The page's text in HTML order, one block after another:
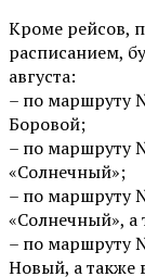
Кроме рейсов,
расписанием,
августа:
– по маршруту
Боровой;
– по маршруту
«Солнечный»;
– по маршруту
«Солнечный», а
– по маршруту
Новый, а также